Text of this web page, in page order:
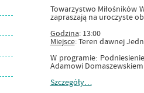
Towarzystwo Miłośników
zapraszają na uroczyste
Godzina: 13:00
Miejsce: Teren dawnej
W programie:
Adamowi
Szczegóły…